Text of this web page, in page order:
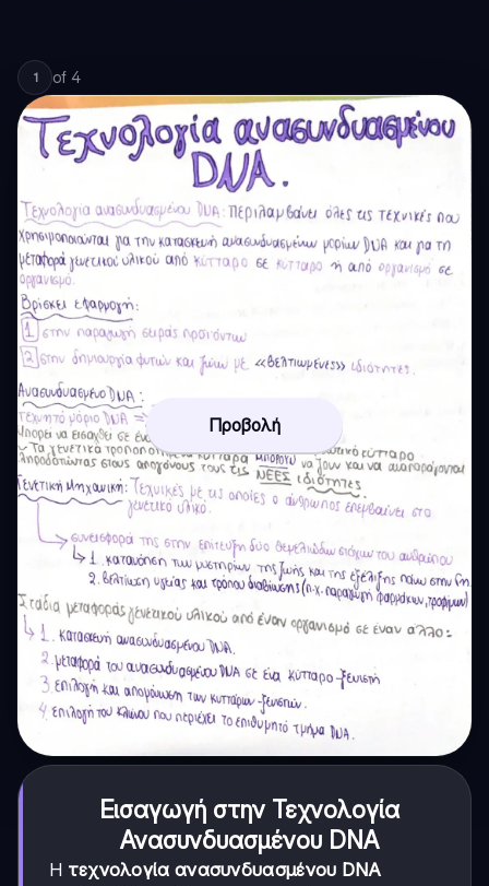
1 of 4
Προβολή
Εισαγωγή στην Τεχνολογία
Ανασυνδυασμένου DNA
Η τεχνολογία ανασυνδυασμένου DNA